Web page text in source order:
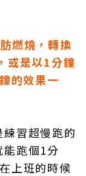
燃燒，轉換
或是以1分鐘
的效果一
習超慢跑的
跑個1分
上班的時候